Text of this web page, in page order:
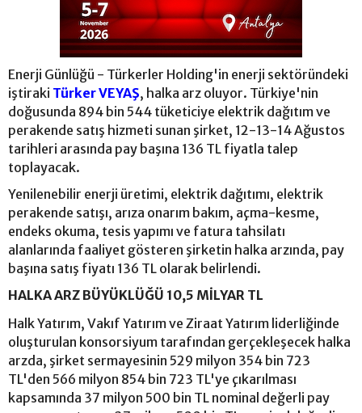
Enerji Günlüğü - Türkerler Holding'in enerji sektöründeki
iştiraki Türker VEYAŞ, halka arz oluyor. Türkiye'nin
doğusunda 894 bin 544 tüketiciye elektrik dağıtım ve
perakende satış hizmeti sunan şirket, 12-13-14 Ağustos
tarihleri arasında pay başına 136 TL fiyatla talep
toplayacak.
Yenilenebilir enerji üretimi, elektrik dağıtımı, elektrik
perakende satışı, arıza onarım bakım, açma-kesme,
endeks okuma, tesis yapımı ve fatura tahsilatı
alanlarında faaliyet gösteren şirketin halka arzında, pay
başına satış fiyatı 136 TL olarak belirlendi.
HALKA ARZ BÜYÜKLÜĞÜ 10,5 MİLYAR TL
Halk Yatırım, Vakıf Yatırım ve Ziraat Yatırım liderliğinde
oluşturulan konsorsiyum tarafından gerçekleşecek halka
arzda, şirket sermayesinin 529 milyon 354 bin 723
TL'den 566 milyon 854 bin 723 TL'ye çıkarılması
kapsamında 37 milyon 500 bin TL nominal değerli pay